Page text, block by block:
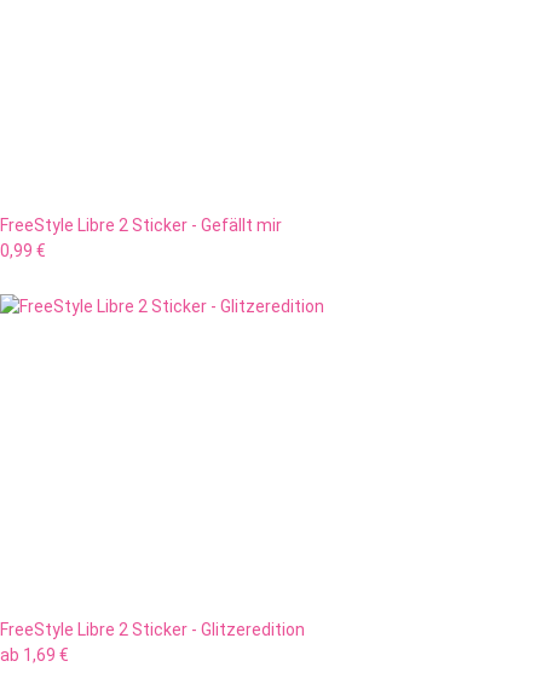
FreeStyle Libre 2 Sticker - Gefällt mir
0,99 €
FreeStyle Libre 2 Sticker - Glitzeredition
ab 1,69 €